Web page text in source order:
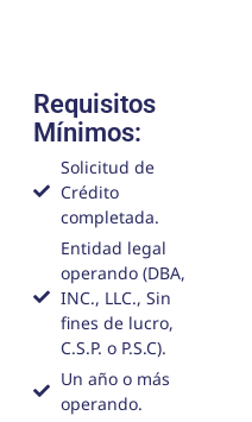
Requisitos
Mínimos:
Solicitud de
Crédito
completada.
Entidad legal
operando (DBA,
INC., LLC., Sin
fines de lucro,
C.S.P. o P.S.C).
Un año o más
operando.